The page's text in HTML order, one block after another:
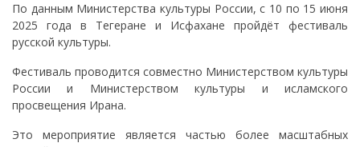
По данным Министерства культуры России, с 10 по 15 июня
2025 года в Тегеране и Исфахане пройдёт фестиваль
русской культуры.
Фестиваль проводится совместно Министерством культуры
России и Министерством культуры и исламского
просвещения Ирана.
Это мероприятие является частью более масштабных